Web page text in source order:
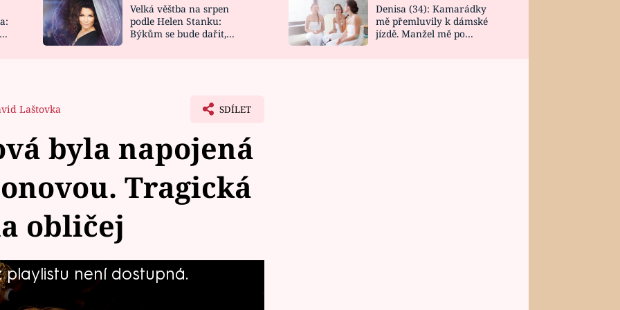
NOVINKY
VIDEORECEPTY
DESIGN
Velká věštba na srpen
podle Helen Stanku:
Býkům se bude dařit,
Denisa (34): Kamarádky
mě přemluvily k dámské
jízdě. Manžel mě po
Laštovka SDÍLET
byla napojená
Tragická
obličej
není dostupná.
Helenou Štáchovou, která svůj
nebo taky Líze Simpsonové,